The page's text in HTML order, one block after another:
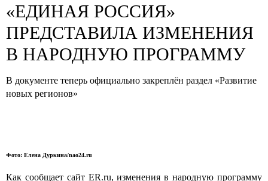
«ЕДИНАЯ РОССИЯ»
ПРЕДСТАВИЛА ИЗМЕНЕНИЯ
В НАРОДНУЮ ПРОГРАММУ
В документе теперь официально закреплён раздел «Развитие
новых регионов»
Фото: Елена Дуркина/nao24.ru
Как сообщает сайт ER.ru, изменения в народную программу